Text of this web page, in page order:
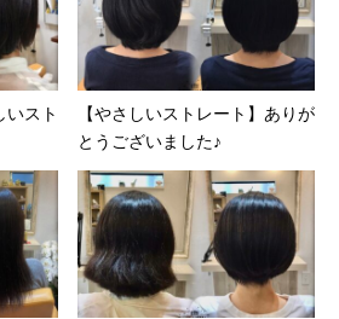
スト
【やさしいストレート】ありが
とうございました♪